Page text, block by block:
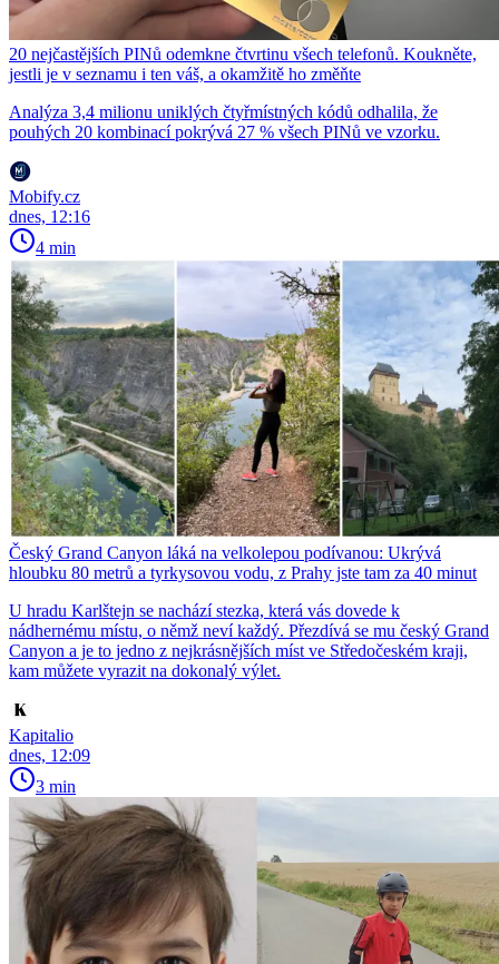
20 nejčastějších PINů odemkne čtvrtinu všech telefonů. Koukněte,
jestli je v seznamu i ten váš, a okamžitě ho změňte
Analýza 3,4 milionu uniklých čtyřmístných kódů odhalila, že
pouhých 20 kombinací pokrývá 27 % všech PINů ve vzorku.
Mobify.cz
dnes, 12:16
4 min
Český Grand Canyon láká na velkolepou podívanou: Ukrývá
hloubku 80 metrů a tyrkysovou vodu, z Prahy jste tam za 40 minut
U hradu Karlštejn se nachází stezka, která vás dovede k
nádhernému místu, o němž neví každý. Přezdívá se mu český Grand
Canyon a je to jedno z nejkrásnějších míst ve Středočeském kraji,
kam můžete vyrazit na dokonalý výlet.
Kapitalio
dnes, 12:09
3 min